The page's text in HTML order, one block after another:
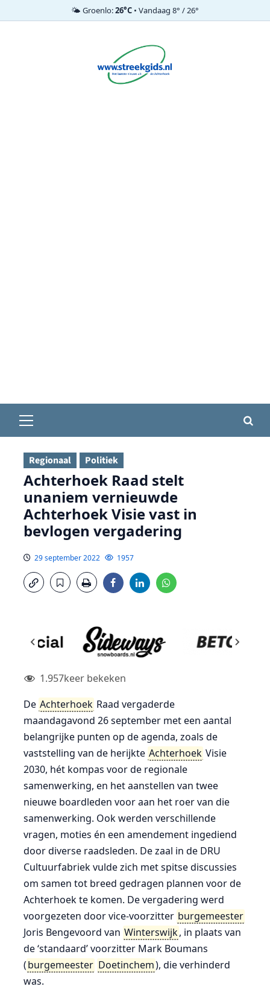
🌤️ Groenlo:26°C • Vandaag 8° / 26°
menu
Regionaal Politiek
Achterhoek Raad stelt
unaniem vernieuwde
Achterhoek Visie vast in
bevlogen vergadering
29 september 2022 1957
1.957keer bekeken
De Achterhoek Raad vergaderde
maandagavond 26 september met een aantal
belangrijke punten op de agenda, zoals de
vaststelling van de herijkte Achterhoek Visie
2030, hét kompas voor de regionale
samenwerking, en het aanstellen van twee
nieuwe boardleden voor aan het roer van die
samenwerking. Ook werden verschillende
vragen, moties én een amendement ingediend
door diverse raadsleden. De zaal in de DRU
Cultuurfabriek vulde zich met spitse discussies
om samen tot breed gedragen plannen voor de
Achterhoek te komen. De vergadering werd
voorgezeten door vice-voorzitter burgemeester
Joris Bengevoord van Winterswijk, in plaats van
de ‘standaard’ voorzitter Mark Boumans
(burgemeester Doetinchem), die verhinderd
was.